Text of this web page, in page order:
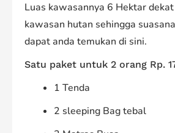
Luas kawasannya 6 Hektar
kawasan hutan sehingga
dapat anda temukan di sini.
Satu paket untuk 2 orang Rp.
1 Tenda
2 sleeping Bag tebal